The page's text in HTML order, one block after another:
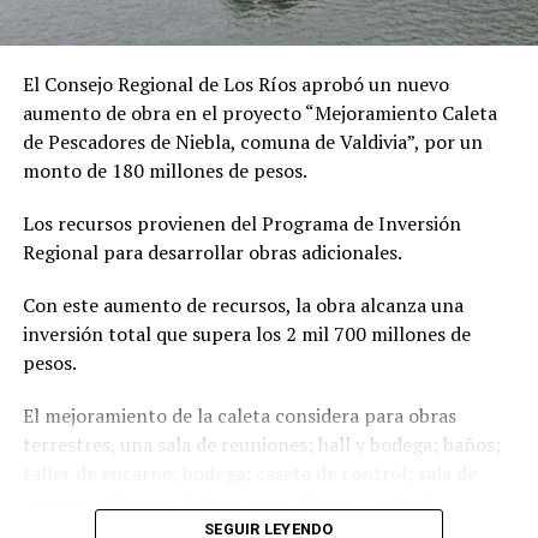
autonomía local. La presencia de BancoEstado en Corral
es fundamental para nuestro desarrollo y bienestar
comunitario”.
La actual sucursal tiene un horario de atención de 9:00 a
14:00 horas y entre los trámites disponibles se
encuentran los siguientes: consultas de productos,
asignación de claves, pagos de productos, reposición de
tarjetas, giros y depósitos, entre otros. Además, en esta
corrientes, tarjetas y créditos, tanto de consumo como
hipotecarios.
tótem de autoservicio, donde la comunidad podrá hacer
videollamadas a ejecutivos entre las 9:00 y 18:00 horas,
Con la inauguración de esta sucursal, el banco busca
El Consejo Regional de Los Ríos aprobó un nuevo
aumento de obra en el proyecto “Mejoramiento Caleta
de Pescadores de Niebla, comuna de Valdivia”, por un
monto de 180 millones de pesos.
Los recursos provienen del Programa de Inversión
Regional para desarrollar obras adicionales.
Con este aumento de recursos, la obra alcanza una
inversión total que supera los 2 mil 700 millones de
pesos.
El mejoramiento de la caleta considera para obras
terrestres, una sala de reuniones; hall y bodega; baños;
Mientras que para obras marítimas, considera un
SEGUIR LEYENDO